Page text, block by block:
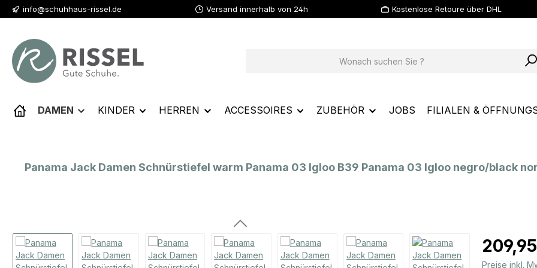
Hauptinhalt springen
Zur Suche springen
Zur Hauptnavigation springen
info@schuhhaus-rissel.de Versand innerhalb von 24h Kostenlose Retoure über DHL
DAMEN KINDER HERREN ACCESSOIRES ZUBEHÖR JOBS FILIALEN &
Panama Jack Damen Schnürstiefel warm Panama 03 Igloo B39 Panama 03 Igloo negro/black
Bildergalerie überspringen Regulärer
Preise inkl.